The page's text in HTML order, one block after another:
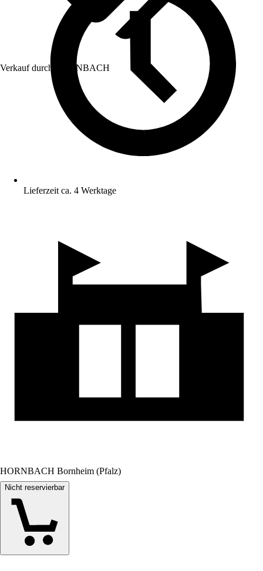
Verkauf durch: HORNBACH
Lieferzeit ca. 4 Werktage
HORNBACH Bornheim (Pfalz)
Nicht reservierbar